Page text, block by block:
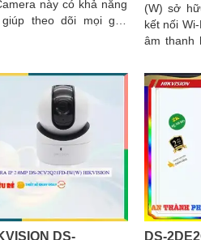
theo dõi mọi góc
(W) sở
kết nối
âm thanh hai
DS-
DS-